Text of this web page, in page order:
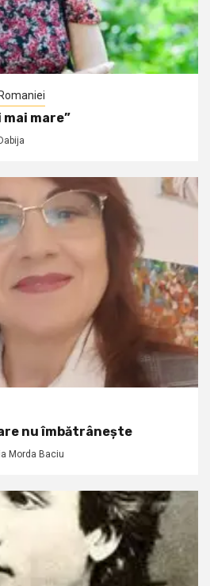
mare”
nu îmbătrânește
Morda Baciu